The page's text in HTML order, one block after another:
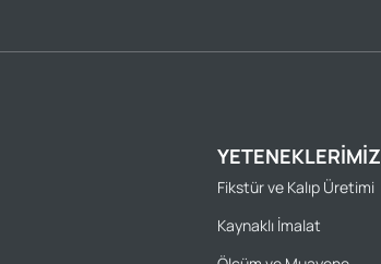
YETENEKLERIMIZ
Fikstür ve Kalıp Üretimi
Kaynaklı İmalat